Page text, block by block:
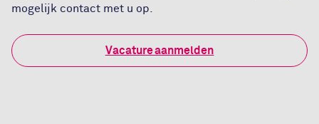
mogelijk contact met u op.
Vacature aanmelden